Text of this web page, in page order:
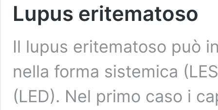
Lupus eritematoso
Il lupus eritematoso può
nella forma sistemica
(LED). Nel primo caso i